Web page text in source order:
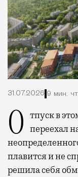
31.07.2026 9 мин.
Отпуск в этом году у меня кочует: сначала переехал
плавится и не
решила себя